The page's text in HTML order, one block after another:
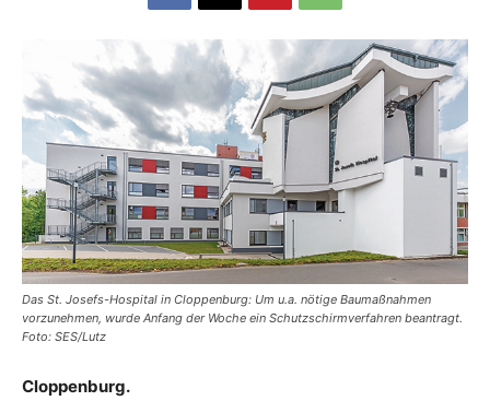
Das St. Josefs-Hospital in Cloppenburg: Um u.a. nötige Baumaßnahmen
vorzunehmen, wurde Anfang der Woche ein Schutzschirmverfahren beantragt.
Foto: SES/Lutz
Cloppenburg.